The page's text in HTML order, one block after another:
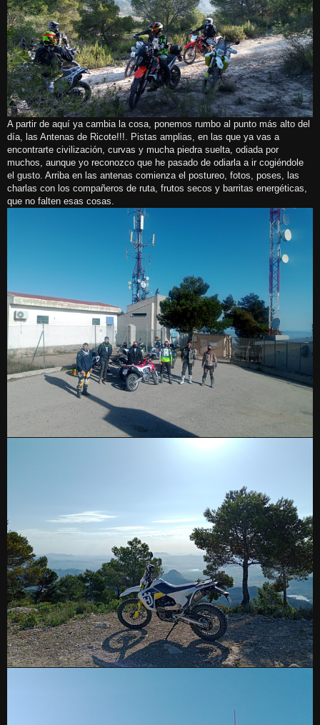
A partir de aquí ya cambia la cosa, ponemos rumbo al punto más alto del
día, las Antenas de Ricote!!!. Pistas amplias, en las que ya vas a
encontrarte civilización, curvas y mucha piedra suelta, odiada por
muchos, aunque yo reconozco que he pasado de odiarla a ir cogiéndole
el gusto. Arriba en las antenas comienza el postureo, fotos, poses, las
charlas con los compañeros de ruta, frutos secos y barritas energéticas,
que no falten esas cosas.